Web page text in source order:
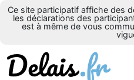
Ce site participatif affiche des
les déclarations des
est à même de vous